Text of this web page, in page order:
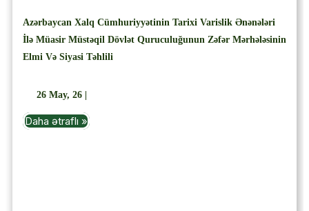
Azərbaycan Xalq Cümhuriyyətinin Tarixi Varislik Ənənələri
İlə Müasir Müstəqil Dövlət Quruculuğunun Zəfər Mərhələsinin
Elmi Və Siyasi Təhlili
26 May, 26
Daha ətraflı »